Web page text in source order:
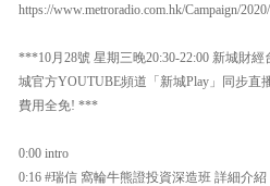
https://www.metroradio.com.hk/Campaign/
***10月28號 星期三晚20:30-22:00 新城財
城官方YOUTUBE頻道「新城Play」同步直
費用全免! ***
0:00 intro
0:16 #瑞信 窩輪牛熊證投資深造班 詳細介紹